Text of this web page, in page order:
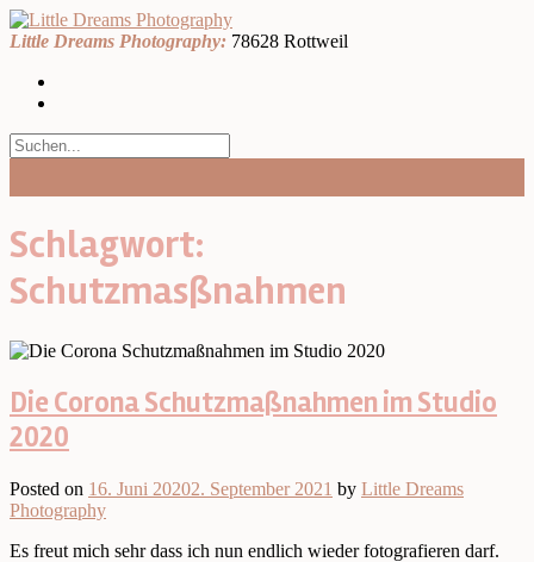
Skip
to
Little Dreams Photography: 78628 Rottweil
Schlagwort:
Schutzmasßnahmen
Die Corona Schutzmaßnahmen im Studio
2020
Posted on 16. Juni 20202. September 2021 by Little Dreams
Photography
Es freut mich sehr dass ich nun endlich wieder fotografieren darf.